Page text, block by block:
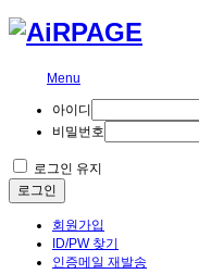
Menu
아이디
비밀번호
로그인 유지
로그인
회원가입
ID/PW 찾기
인증메일 재발송